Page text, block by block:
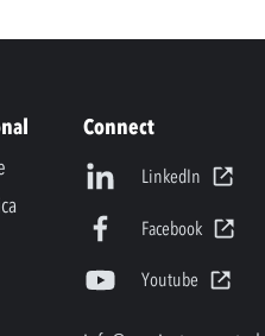
Connect
LinkedIn
Facebook
Youtube